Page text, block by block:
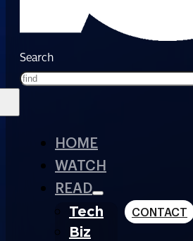
Search
HOME
WATCH
READ
Tech
Biz
CONTACT